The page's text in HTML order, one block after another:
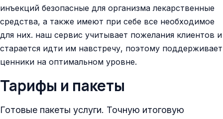
инъекций безопасные для организма лекарственные
средства, а также имеют при себе все необходимое
для них. наш сервис учитывает пожелания клиентов и
старается идти им навстречу, поэтому поддерживает
ценники на оптимальном уровне.
Тарифы и пакеты
Готовые пакеты услуги. Точную итоговую